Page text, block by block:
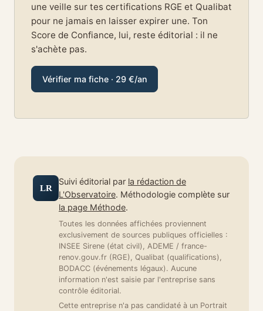
une veille sur tes certifications RGE et Qualibat
pour ne jamais en laisser expirer une. Ton
Score de Confiance, lui, reste éditorial : il ne
s'achète pas.
Vérifier ma fiche · 29 €/an
LR
Suivi éditorial par la rédaction de
L'Observatoire. Méthodologie complète sur
la page Méthode.
Toutes les données affichées proviennent
exclusivement de sources publiques officielles :
INSEE Sirene (état civil), ADEME / france-
renov.gouv.fr (RGE), Qualibat (qualifications),
BODACC (événements légaux). Aucune
information n'est saisie par l'entreprise sans
contrôle éditorial.
Cette entreprise n'a pas candidaté à un Portrait